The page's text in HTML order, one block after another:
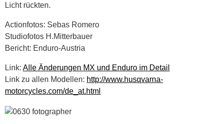
Licht rückten.
Actionfotos: Sebas Romero
Studiofotos H.Mitterbauer
Bericht: Enduro-Austria
Link: Alle Änderungen MX und Enduro im Detail
Link zu allen Modellen: http://www.husqvarna-
motorcycles.com/de_at.html